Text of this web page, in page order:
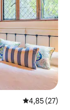
4,85 de uma
4,85 (27)